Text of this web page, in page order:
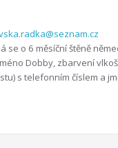
se o 6 měsíční štěně
Dobby, zbarvení
s telefonním číslem a